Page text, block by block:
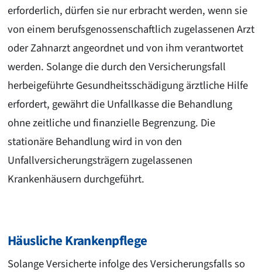
erforderlich, dürfen sie nur erbracht werden, wenn sie
von einem berufsgenossenschaftlich zugelassenen Arzt
oder Zahnarzt angeordnet und von ihm verantwortet
werden. Solange die durch den Versicherungsfall
herbeigeführte Gesundheitsschädigung ärztliche Hilfe
erfordert, gewährt die Unfallkasse die Behandlung
ohne zeitliche und finanzielle Begrenzung. Die
stationäre Behandlung wird in von den
Unfallversicherungsträgern zugelassenen
Krankenhäusern durchgeführt.
Häusliche Krankenpflege
Solange Versicherte infolge des Versicherungsfalls so